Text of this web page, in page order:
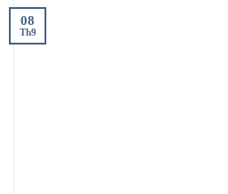
08
Th9